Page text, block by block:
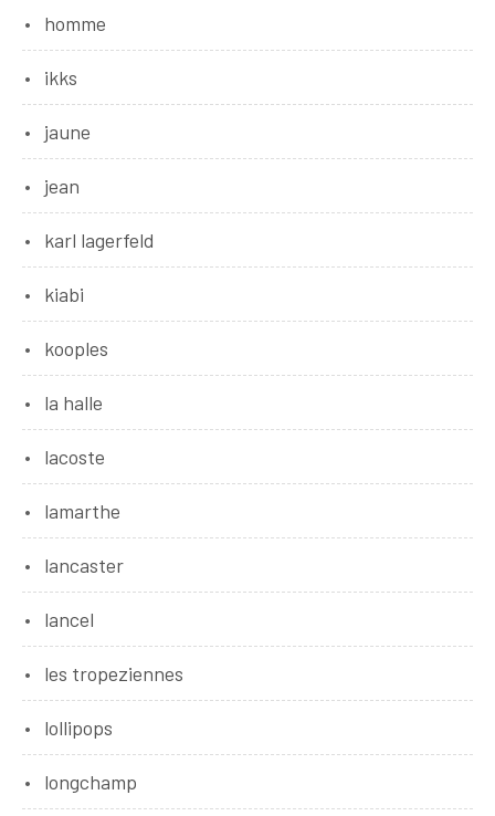
homme
ikks
jaune
jean
karl lagerfeld
kiabi
kooples
la halle
lacoste
lamarthe
lancaster
lancel
les tropeziennes
lollipops
longchamp